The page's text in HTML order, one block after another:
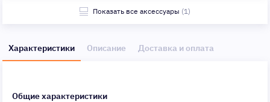
Показать все аксессуары (1)
Характеристики Описание Доставка и оплата
Общие характеристики